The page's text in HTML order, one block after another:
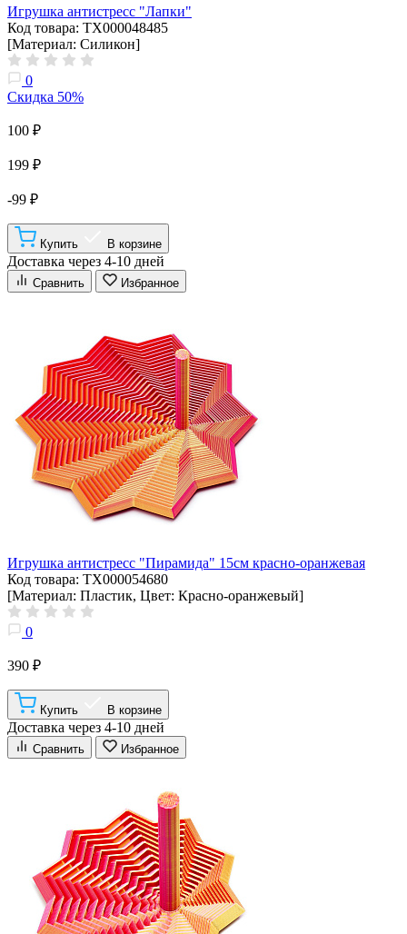
Игрушка антистресс "Лапки"
Код товара: ТХ000048485
[Материал: Силикон]
0
Скидка 50%
100 ₽
199 ₽
-99 ₽
Купить В корзине
Доставка через 4-10 дней
Сравнить Избранное
Игрушка антистресс "Пирамида" 15см красно-оранжевая
Код товара: ТХ000054680
[Материал: Пластик, Цвет: Красно-оранжевый]
0
390 ₽
Купить В корзине
Доставка через 4-10 дней
Сравнить Избранное